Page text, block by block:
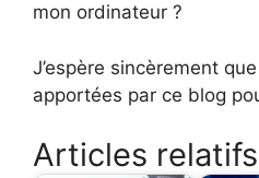
mon ordinateur ?
J’espère sincèrement
apportées par ce blog
Articles